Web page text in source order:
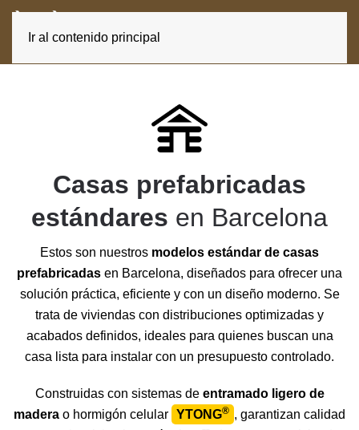
Ir al contenido principal
Casas prefabricadas
estándares en Barcelona
Estos son nuestros modelos estándar de casas
prefabricadas en Barcelona, diseñados para ofrecer una
solución práctica, eficiente y con un diseño moderno. Se
trata de viviendas con distribuciones optimizadas y
acabados definidos, ideales para quienes buscan una
casa lista para instalar con un presupuesto controlado.
Construidas con sistemas de entramado ligero de
madera o hormigón celular YTONG® , garantizan calidad